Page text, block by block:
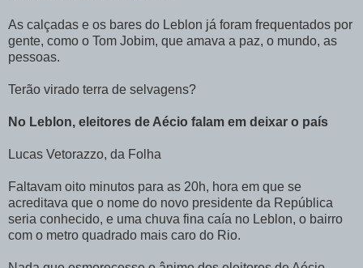
As calçadas e os bares do Leblon já foram frequentados por
gente, como o Tom Jobim, que amava a paz, o mundo, as
pessoas.
Terão virado terra de selvagens?
No Leblon, eleitores de Aécio falam em deixar o país
Lucas Vetorazzo, da Folha
Faltavam oito minutos para as 20h, hora em que se
acreditava que o nome do novo presidente da República
seria conhecido, e uma chuva fina caía no Leblon, o bairro
com o metro quadrado mais caro do Rio.